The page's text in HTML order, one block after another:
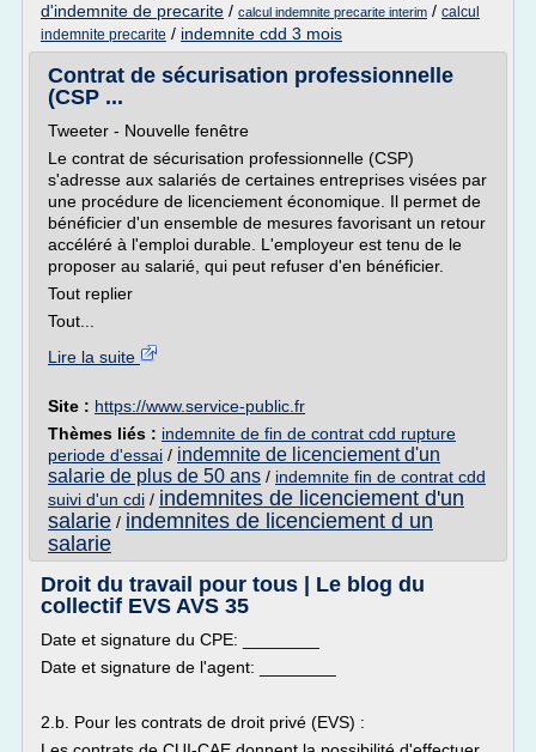
d'indemnite de precarite / calcul indemnite precarite interim / calcul
indemnite precarite / indemnite cdd 3 mois
Contrat de sécurisation professionnelle
(CSP ...
Tweeter - Nouvelle fenêtre
Le contrat de sécurisation professionnelle (CSP)
s'adresse aux salariés de certaines entreprises visées par
une procédure de licenciement économique. Il permet de
bénéficier d'un ensemble de mesures favorisant un retour
accéléré à l'emploi durable. L'employeur est tenu de le
proposer au salarié, qui peut refuser d'en bénéficier.
Tout replier
Tout...
Lire la suite
Site : https://www.service-public.fr
Thèmes liés : indemnite de fin de contrat cdd rupture
periode d'essai / indemnite de licenciement d'un
salarie de plus de 50 ans / indemnite fin de contrat cdd
suivi d'un cdi / indemnites de licenciement d'un
salarie / indemnites de licenciement d un
salarie
Droit du travail pour tous | Le blog du
collectif EVS AVS 35
Date et signature du CPE: ________
Date et signature de l'agent: ________
2.b. Pour les contrats de droit privé (EVS) :